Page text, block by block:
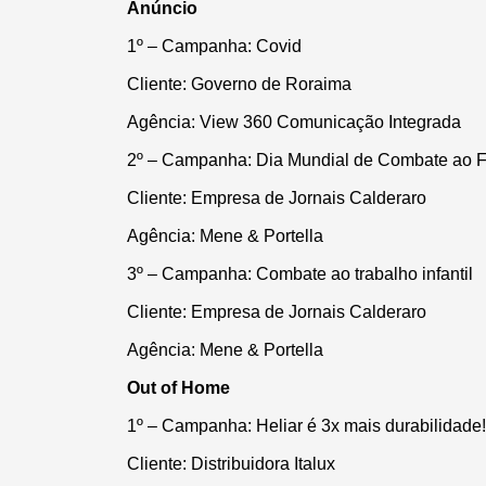
Anúncio
1º – Campanha: Covid
Cliente: Governo de Roraima
Agência: View 360 Comunicação Integrada
2º – Campanha: Dia Mundial de Combate ao
Cliente: Empresa de Jornais Calderaro
Agência: Mene & Portella
3º – Campanha: Combate ao trabalho infantil
Cliente: Empresa de Jornais Calderaro
Agência: Mene & Portella
Out of Home
1º – Campanha: Heliar é 3x mais durabilidade!
Cliente: Distribuidora Italux